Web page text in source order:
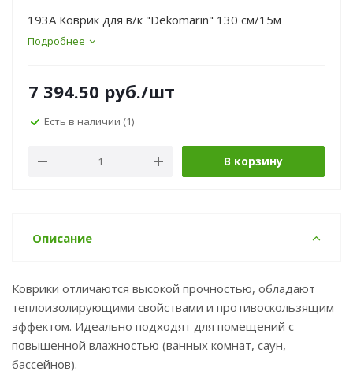
193A Коврик для в/к "Dekomarin" 130 см/15м
Подробнее
7 394.50 руб./шт
Есть в наличии (1)
В корзину
Описание
Коврики отличаются высокой прочностью, обладают
теплоизолирующими свойствами и противоскользящим
эффектом. Идеально подходят для помещений с
повышенной влажностью (ванных комнат, саун,
бассейнов).